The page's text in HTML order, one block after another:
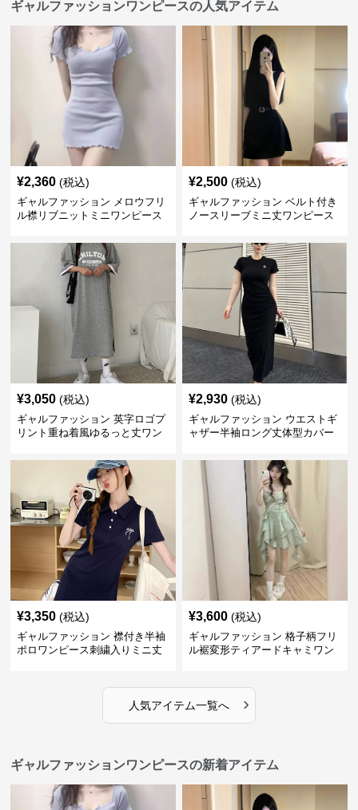
ギャルファッションワンピースの人気アイテム
¥2,360 (税込)
ギャルファッション メロウフリ
ル襟リブニットミニワンピース
¥2,500 (税込)
ギャルファッション ベルト付き
ノースリーブミニ丈ワンピース
¥3,050 (税込)
ギャルファッション 英字ロゴプ
リント重ね着風ゆるっと丈ワン
¥2,930 (税込)
ギャルファッション ウエストギ
ャザー半袖ロング丈体型カバー
¥3,350 (税込)
ギャルファッション 襟付き半袖
ポロワンピース刺繍入りミニ丈
¥3,600 (税込)
ギャルファッション 格子柄フリ
ル裾変形ティアードキャミワン
人気アイテム一覧へ ›
ギャルファッションワンピースの新着アイテム